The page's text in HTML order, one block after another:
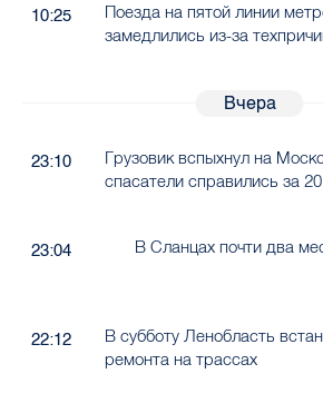
10:25
Поезда на пятой линии
замедлились из-за
Вчера
23:10
Грузовик вспыхнул на
спасатели справились за
23:04 В Сланцах почти два
22:12
В субботу Ленобласть
ремонта на трассах